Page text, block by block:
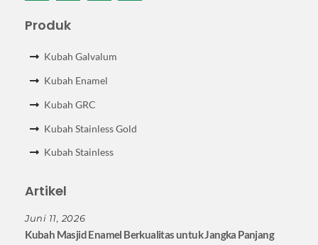
Produk
Kubah Galvalum
Kubah Enamel
Kubah GRC
Kubah Stainless Gold
Kubah Stainless
Artikel
Juni 11, 2026
Kubah Masjid Enamel Berkualitas untuk Jangka Panjang